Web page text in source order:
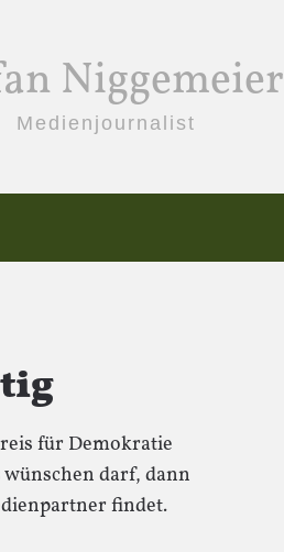
Niggemeier
Medienjournalist
für Demokratie
darf, dann
findet.